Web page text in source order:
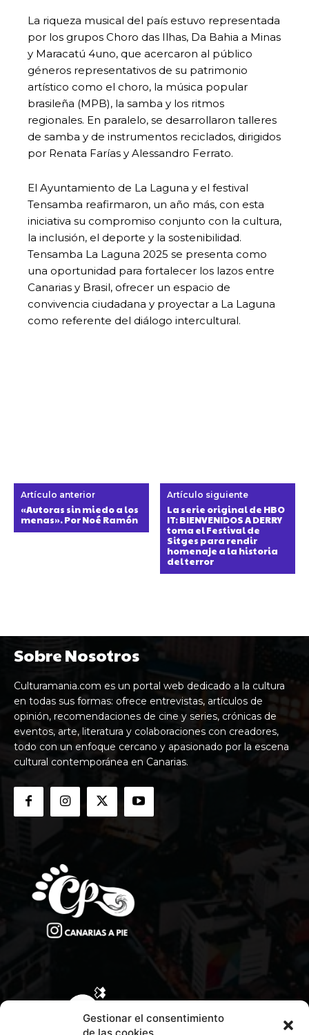
Gestionar el consentimiento
La riqueza musical del país estuvo representada
por los grupos Choro das Ilhas, Da Bahia a Minas
y Maracatú 4uno, que acercaron al público
géneros representativos de su patrimonio
artístico como el choro, la música popular
brasileña (MPB), la samba y los ritmos
regionales. En paralelo, se desarrollaron talleres
de samba y de instrumentos reciclados, dirigidos
por Renata Farías y Alessandro Ferrato.
El Ayuntamiento de La Laguna y el festival
Tensamba reafirmaron, un año más, con esta
iniciativa su compromiso conjunto con la cultura,
la inclusión, el deporte y la sostenibilidad.
Tensamba La Laguna 2025 se presenta como
una oportunidad para fortalecer los lazos entre
Canarias y Brasil, ofrecer un espacio de
convivencia ciudadana y proyectar a La Laguna
como referente del diálogo intercultural.
Artículo anterior
«Autoras sin miedo a los
menas». Por Noé Ramón
Artículo siguiente
La serie original de HBO
IT: BIENVENIDOS A DERRY
toma el Festival de
Sitges para rendir
homenaje a la historia
del terror
Sobre Nosotros
Culturamania.com es un portal web dedicado a la cultura
en todas sus formas: ofrece entrevistas, artículos de
opinión, recomendaciones de cine y series, crónicas de
eventos, arte, literatura y colaboraciones con creadores,
todo con un enfoque cercano y apasionado por la escena
cultural contemporánea en Canarias.